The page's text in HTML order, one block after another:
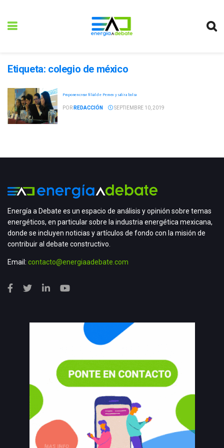
Etiqueta: colegio de méxico
Proponen crear filial de Pemex y salir a bolsa
POR REDACCIÓN SEPTIEMBRE 10, 2019
Energía a Debate es un espacio de análisis y opinión sobre temas
energéticos, en particular sobre la industria energética mexicana,
donde se incluyen noticias y artículos de fondo con la misión de
contribuir al debate constructivo.
Email: contacto@energiaadebate.com